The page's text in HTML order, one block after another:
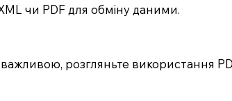
чи PDF для обміну даними.
розгляньте використання